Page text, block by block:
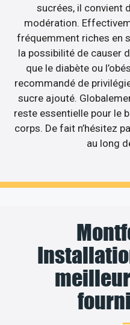
sucrées, il convient
modération.
fréquemment riches en
la possibilité de causer
que le diabète ou
recommandé de
sucre ajouté.
reste essentielle pour le
corps. De fait n’hésitez
au long